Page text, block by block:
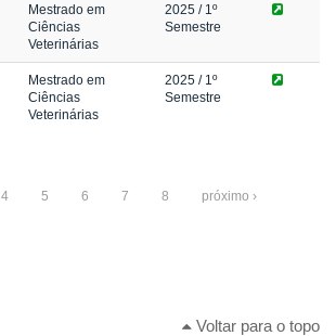
Mestrado em
Ciências
Veterinárias
2025 / 1º
Semestre
Mestrado em
Ciências
Veterinárias
2025 / 1º
Semestre
4 5 6 7 8 próximo ›
Voltar para o topo